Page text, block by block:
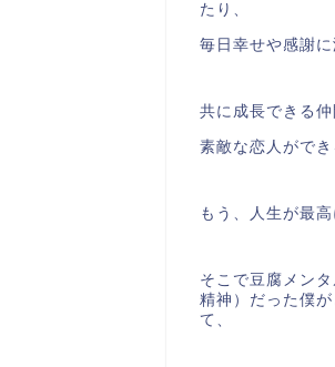
たり、
毎日幸せや感謝に
共に成長できる仲
素敵な恋人ができ
もう、人生が最
そこで豆腐メン
精神）だった僕
て、